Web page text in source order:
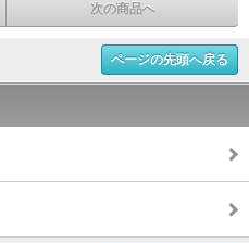
次の商品へ
ページの先頭へ戻る